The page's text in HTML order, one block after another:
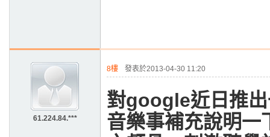
61.224.84.***
8樓 發表於2013-04-30 11:20
對google近日推
音樂事補充說明一